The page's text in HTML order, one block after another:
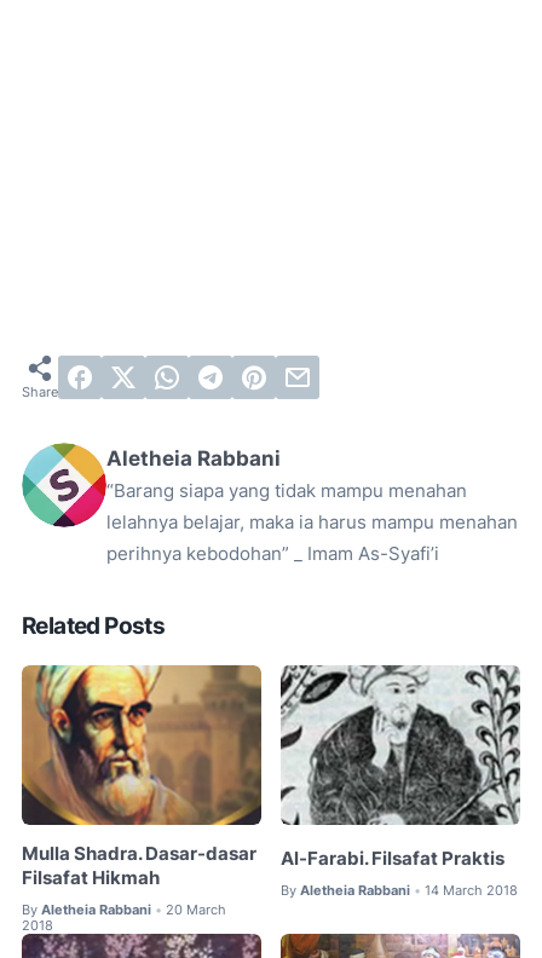
Aletheia Rabbani
“Barang siapa yang tidak mampu menahan
lelahnya belajar, maka ia harus mampu menahan
perihnya kebodohan” _ Imam As-Syafi’i
Related Posts
Mulla Shadra. Dasar-dasar
Filsafat Hikmah
By Aletheia Rabbani • 20 March
2018
Al-Farabi. Filsafat Praktis
By Aletheia Rabbani • 14 March 2018